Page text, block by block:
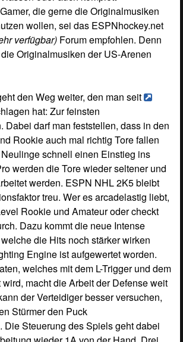
die gerne die Originalmusiken
wollen, sei das ESPNhockey.net
verfügbar) Forum empfohlen. Denn
Originalmusiken der US-Arenen
den Weg weiter, den man seit
hat: Zur feinsten
Dabei darf man feststellen, dass in den
Rookie auch mal richtig Tore fallen
schnell einen Einstieg ins
werden die Tore wieder seltener und
werden. ESPN NHL 2K5 bleibt
treu. Wer es arcadelastig liebt,
Rookie und Amateur oder checkt
Dazu kommt die neue Intense
die Hits noch stärker wirken
Engine ist aufgewertet worden.
welches mit dem L-Trigger und dem
wird, macht die Arbeit der Defense weit
der Verteidiger besser versuchen,
Stürmer den Puck
Die Steuerung des Spiels geht dabei